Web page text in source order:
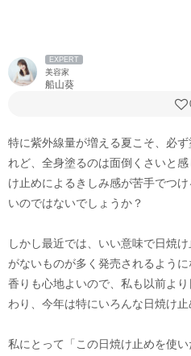
EXPERT
美容家
船山葵
特に紫外線量が増える夏こそ、必
れど、全身塗るのは面倒くさいと
け止めによるきしみ感が苦手でつ
いのではないでしょうか？
しかし最近では、いい意味で日焼
がないものが多く発売されるよう
香りも心地よいので、私も以前よ
わり、今年は特にいろんな日焼け
私にとって「この日焼け止めを使